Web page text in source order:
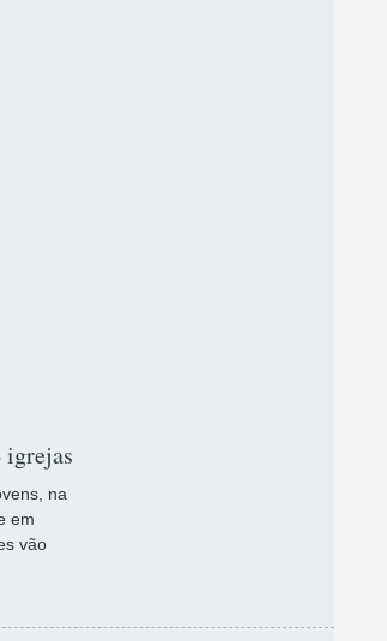
na
em
vão